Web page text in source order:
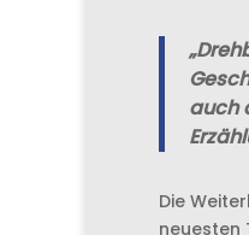
auch
Die
neuesten